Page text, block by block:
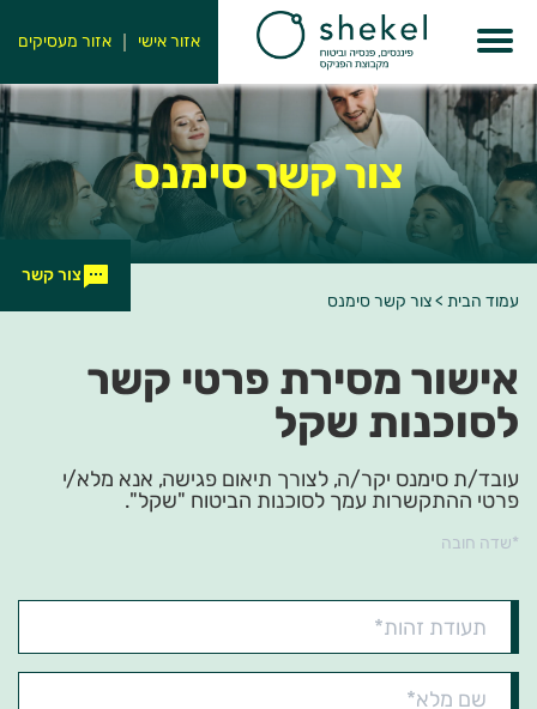
אזור אישי אזור מעסיקים
צור קשר סימנס
עמוד הבית >צור קשר סימנס
אישור מסירת פרטי קשר
לסוכנות שקל
עובד/ת סימנס יקר/ה, לצורך תיאום פגישה, אנא מלא/י
פרטי ההתקשרות עמך לסוכנות הביטוח "שקל".
*שדה חובה
תעודת
זהות*
שם
מלא*
צור קשר